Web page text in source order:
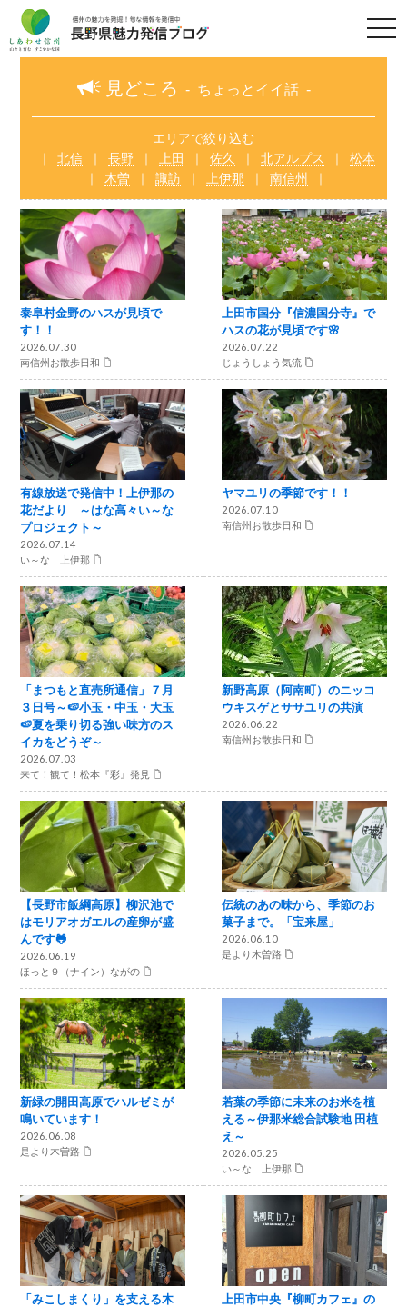
t
o
i
o
n
見どころ ちょっとイイ話
エリアで絞り込む
北信
長野 上田 佐久 北アルプス
松本
木曽
諏訪 上伊那 南信州
泰阜村金野のハスが見頃で
す！！
2026.07.30
南信州お散歩日和
上田市国分『信濃国分寺』で
ハスの花が見頃です🌸
2026.07.22
じょうしょう気流
有線放送で発信中！上伊那の
花だより ～はな高々い～な
プロジェクト～
2026.07.14
い～な 上伊那
ヤマユリの季節です！！
2026.07.10
南信州お散歩日和
「まつもと直売所通信」７月
３日号～🍉小玉・中玉・大玉
🍉夏を乗り切る強い味方のス
イカをどうぞ～
2026.07.03
来て！観て！松本『彩』発見
新野高原（阿南町）のニッコ
ウキスゲとササユリの共演
2026.06.22
南信州お散歩日和
【長野市飯綱高原】柳沢池で
はモリアオガエルの産卵が盛
んです🐸
2026.06.19
ほっと９（ナイン）ながの
伝統のあの味から、季節のお
菓子まで。「宝来屋」
2026.06.10
是より木曽路
新緑の開田高原でハルゼミが
鳴いています！
2026.06.08
是より木曽路
若葉の季節に未来のお米を植
える～伊那米総合試験地 田植
え～
2026.05.25
い～な 上伊那
「みこしまくり」を支える木
上田市中央『柳町カフェ』の